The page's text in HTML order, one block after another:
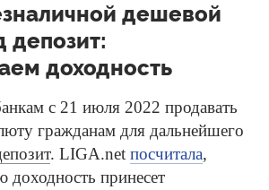
дешевой
депозит:
доходность
с 21 июля 2022 продавать
гражданам для дальнейшего
. LIGA.net посчитала,
доходность принесет